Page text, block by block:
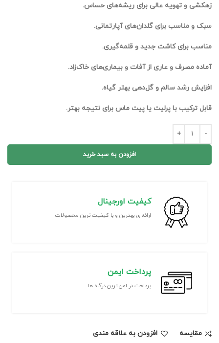
زهکشی و تهویه عالی برای ریشه‌های حساس.
سبک و مناسب برای گلدان‌های آپارتمانی.
مناسب برای کاشت جدید و قلمه‌گیری.
آماده مصرف و عاری از آفات و بیماری‌های خاک‌زاد.
افزایش رشد سالم و گل‌دهی بهتر گیاه.
قابل ترکیب با پرلیت یا پیت ماس برای نتیجه بهتر.
افزودن به سبد خرید
کیفیت اورجینال
ارائه ی بهترین و با کیفیت ترین محصولات
پرداخت ایمن
پرداخت در امن ترین درگاه ها
مقايسه افزودن به علاقه مندی